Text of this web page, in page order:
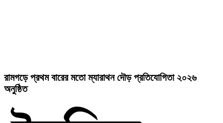
রামগড়ে প্রথম বারের মতো ম্যারাথন দৌড় প্রতিযোগিতা ২০২৬
অনুষ্ঠিত